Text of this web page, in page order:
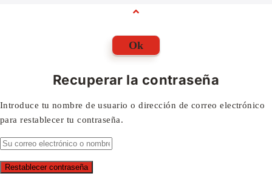
Ok
Recuperar la contraseña
Introduce tu nombre de usuario o dirección de correo electrónico
para restablecer tu contraseña.